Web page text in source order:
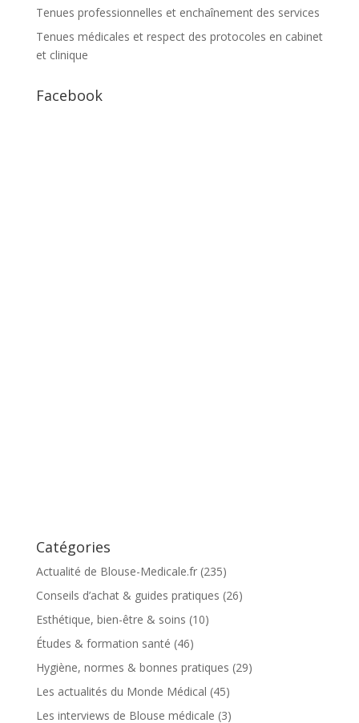
Tenues professionnelles et enchaînement des services
Tenues médicales et respect des protocoles en cabinet
et clinique
Facebook
Catégories
Actualité de Blouse-Medicale.fr(235)
Conseils d’achat & guides pratiques (26)
Esthétique, bien-être & soins (10)
Études & formation santé (46)
Hygiène, normes & bonnes pratiques (29)
Les actualités du Monde Médical (45)
Les interviews de Blouse médicale (3)